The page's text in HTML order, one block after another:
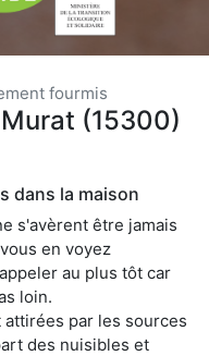
fourmis
(15300)
dans la maison
s'avèrent être jamais
en voyez
au plus tôt car
loin.
par les sources
des nuisibles et